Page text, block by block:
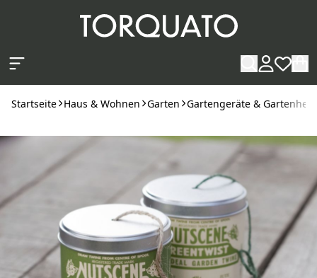
Startseite Haus & Wohnen Garten Gartengeräte &